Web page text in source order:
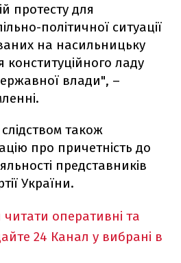
протесту для
політичної ситуації
на насильницьку
конституційного ладу
влади", –
також
про причетність до
представників
України.
оперативні та
24 Канал у вибрані в